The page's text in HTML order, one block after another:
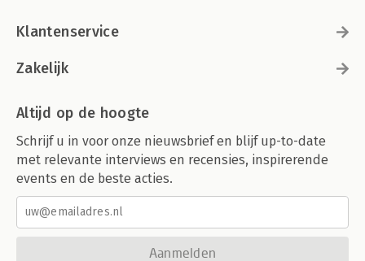
Klantenservice
Zakelijk
Altijd op de hoogte
Schrijf u in voor onze nieuwsbrief en blijf up-to-date
met relevante interviews en recensies, inspirerende
events en de beste acties.
Aanmelden